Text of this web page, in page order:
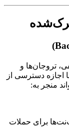
تروجان‌ها و
دسترسی از
منجر به:
برای حملات